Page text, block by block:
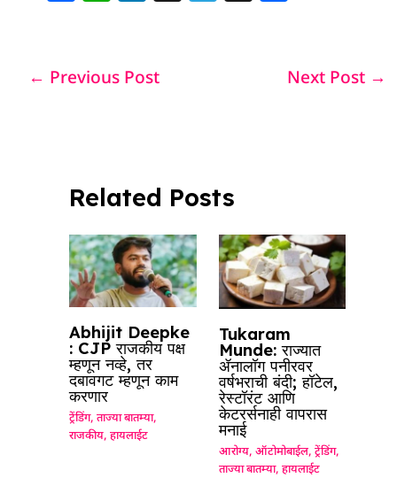
e
k
s e e
← Previous Post Next Post →
Related Posts
Abhijit Deepke
: CJP राजकीय पक्ष
म्हणून नव्हे, तर
दबावगट म्हणून काम
करणार
ट्रेंडिंग,ताज्या बातम्या,
राजकीय,हायलाईट
Tukaram
Munde: राज्यात
ॲनालॉग पनीरवर
वर्षभराची बंदी; हॉटेल,
रेस्टॉरंट आणि
केटरर्सनाही वापरास
मनाई
आरोग्य, ऑटोमोबाईल, ट्रेंडिंग,
ताज्या बातम्या, हायलाईट